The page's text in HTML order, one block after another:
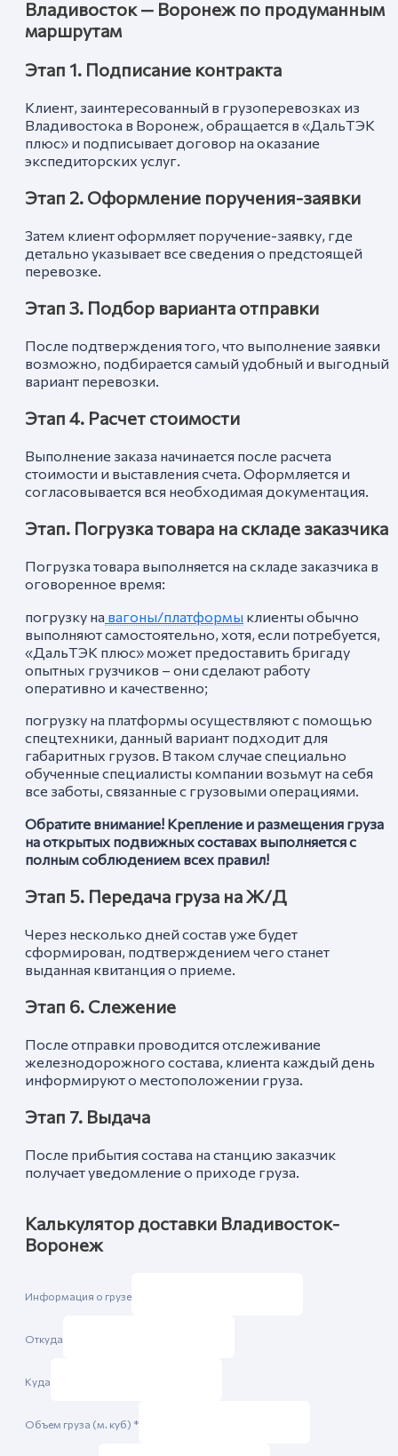
Владивосток — Воронеж по продуманным
маршрутам
Этап 1. Подписание контракта
Клиент, заинтересованный в грузоперевозках из
Владивостока в Воронеж, обращается в «ДальТЭК
плюс» и подписывает договор на оказание
экспедиторских услуг.
Этап 2. Оформление поручения-заявки
Затем клиент оформляет поручение-заявку, где
детально указывает все сведения о предстоящей
перевозке.
Этап 3. Подбор варианта отправки
После подтверждения того, что выполнение заявки
возможно, подбирается самый удобный и выгодный
вариант перевозки.
Этап 4. Расчет стоимости
Выполнение заказа начинается после расчета
стоимости и выставления счета. Оформляется и
согласовывается вся необходимая документация.
Этап. Погрузка товара на складе заказчика
Погрузка товара выполняется на складе заказчика в
оговоренное время:
погрузку на вагоны/платформы клиенты обычно
выполняют самостоятельно, хотя, если потребуется,
«ДальТЭК плюс» может предоставить бригаду
опытных грузчиков – они сделают работу
оперативно и качественно;
погрузку на платформы осуществляют с помощью
спецтехники, данный вариант подходит для
габаритных грузов. В таком случае специально
обученные специалисты компании возьмут на себя
все заботы, связанные с грузовыми операциями.
Обратите внимание! Крепление и размещения груза
на открытых подвижных составах выполняется с
полным соблюдением всех правил!
Этап 5. Передача груза на Ж/Д
Через несколько дней состав уже будет
сформирован, подтверждением чего станет
выданная квитанция о приеме.
Этап 6. Слежение
После отправки проводится отслеживание
железнодорожного состава, клиента каждый день
информируют о местоположении груза.
Этап 7. Выдача
После прибытия состава на станцию заказчик
получает уведомление о приходе груза.
Калькулятор доставки Владивосток-
Воронеж
Информация о грузе
Откуда
Куда
Объем груза (м. куб) *